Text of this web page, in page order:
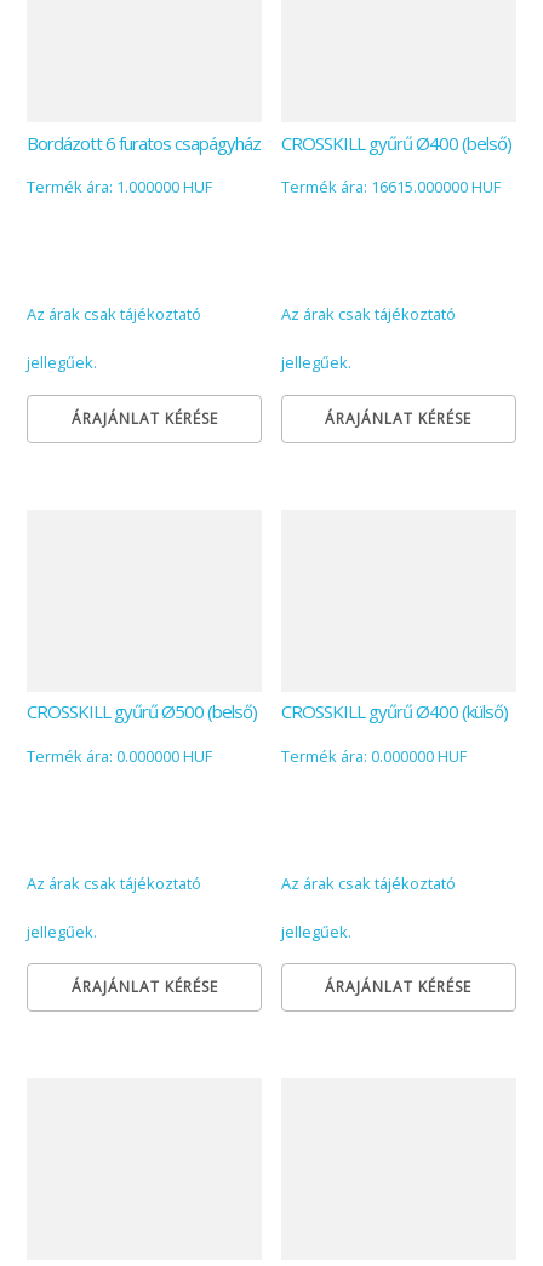
Bordázott 6 furatos csapágyház
Termék ára: 1.000000 HUF
Az árak csak tájékoztató
jellegűek.
ÁRAJÁNLAT KÉRÉSE
CROSSKILL gyűrű Ø400 (belső)
Termék ára: 16615.000000 HUF
Az árak csak tájékoztató
jellegűek.
ÁRAJÁNLAT KÉRÉSE
CROSSKILL gyűrű Ø500 (belső)
Termék ára: 0.000000 HUF
Az árak csak tájékoztató
jellegűek.
ÁRAJÁNLAT KÉRÉSE
CROSSKILL gyűrű Ø400 (külső)
Termék ára: 0.000000 HUF
Az árak csak tájékoztató
jellegűek.
ÁRAJÁNLAT KÉRÉSE